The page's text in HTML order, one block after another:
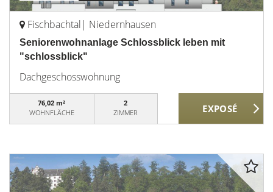
Fischbachtal| Niedernhausen
Seniorenwohnanlage Schlossblick leben mit
"schlossblick"
Dachgeschosswohnung
76,02 m²
WOHNFLÄCHE
2
ZIMMER